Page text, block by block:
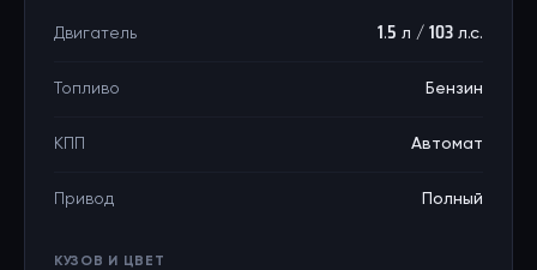
Двигатель 1.5 л / 103 л.с.
Топливо Бензин
КПП Автомат
Привод Полный
КУЗОВ И ЦВЕТ